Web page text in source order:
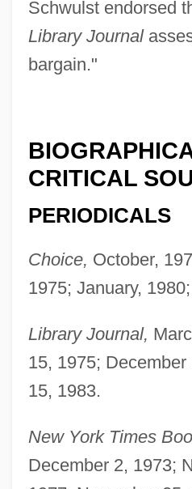
Schwulst endorsed
Library Journal
bargain."
CRITICAL
PERIODICALS
Choice, October,
1975; January,
Library Journal,
15, 1975;
15, 1983.
New York Times
December 2, 1973;
Schneebaum, Tobias
Schneebaum, Tobias
Schneckloth V. Bustamonte
(1973)